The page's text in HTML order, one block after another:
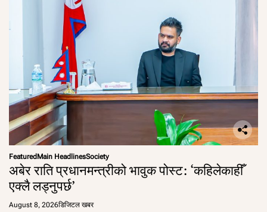
FeaturedMain HeadlinesSociety
अबेर राति प्रधानमन्त्रीको भावुक पोस्ट: ‘कहिलेकाहीँ
एक्लै लड्नुपर्छ’
August 8, 2026डिजिटल खबर